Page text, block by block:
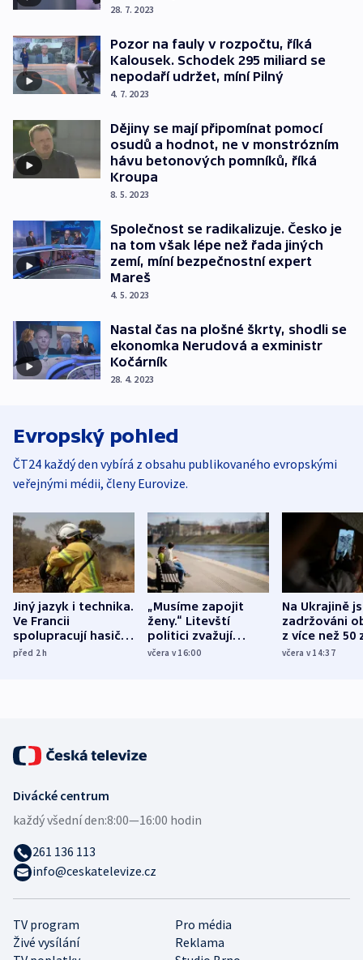
28. 7. 2023
Pozor na fauly v rozpočtu, říká
Kalousek. Schodek 295 miliard se
nepodaří udržet, míní Pilný
4. 7. 2023
Dějiny se mají připomínat pomocí
osudů a hodnot, ne v monstrózním
hávu betonových pomníků, říká
Kroupa
8. 5. 2023
Společnost se radikalizuje. Česko je
na tom však lépe než řada jiných
zemí, míní bezpečnostní expert
Mareš
4. 5. 2023
Nastal čas na plošné škrty, shodli se
ekonomka Nerudová a exministr
Kočárník
28. 4. 2023
Evropský pohled
ČT24 každý den vybírá z obsahu publikovaného evropskými
veřejnými médii, členy Eurovize.
Jiný jazyk i technika.
Ve Francii
spolupracují hasiči z
různých zemí
před 2h
„Musíme zapojit
ženy.“ Litevští
politici zvažují
dohodu o
včera v 16:00
Na Ukrajině
zadržováni
z více než 50
Bojovali na
včera v 14:37
TV program
Pro média
Živé vysílání
Reklama
Divácké centrum
každý všední den:8:00—16:00 hodin
261 136 113
info@ceskatelevize.cz